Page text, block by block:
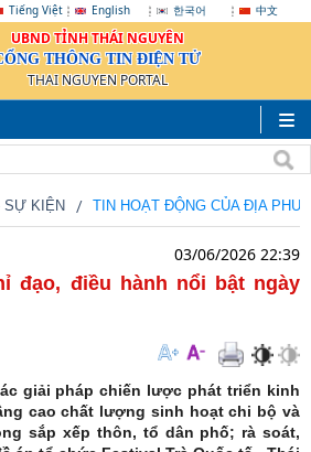
Tiếng Việt English 한국어 中文
UBND TỈNH THÁI NGUYÊN
THÔNG TIN ĐIỆN TỬ
THAI NGUYEN PORTAL
SỰ KIỆN TIN HOẠT ĐỘNG CỦA ĐỊA
03/06/2026 22:39
đạo, điều hành nổi bật ngày
giải pháp chiến lược phát triển kinh
cao chất lượng sinh hoạt chi bộ và
sắp xếp thôn, tổ dân phố; rà soát,